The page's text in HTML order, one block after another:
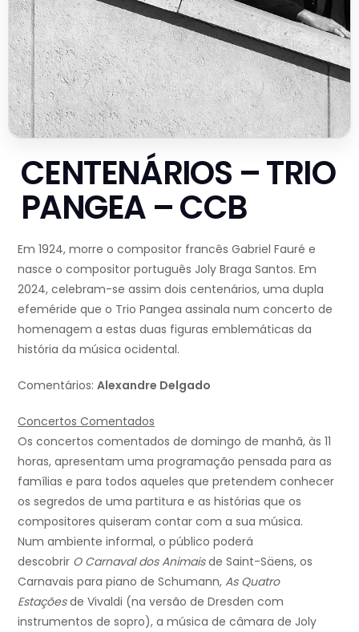
CENTENÁRIOS – TRIO
PANGEA – CCB
Em 1924, morre o compositor francês Gabriel Fauré e
nasce o compositor português Joly Braga Santos. Em
2024, celebram-se assim dois centenários, uma dupla
efeméride que o Trio Pangea assinala num concerto de
homenagem a estas duas figuras emblemáticas da
história da música ocidental.
Comentários: Alexandre Delgado
Concertos Comentados
Os concertos comentados de domingo de manhã, às 11
horas, apresentam uma programação pensada para as
famílias e para todos aqueles que pretendem conhecer
os segredos de uma partitura e as histórias que os
compositores quiseram contar com a sua música.
Num ambiente informal, o público poderá
descobrir O Carnaval dos Animaisde Saint-Säens, os
Carnavais para piano de Schumann, As Quatro
Estaçõesde Vivaldi (na versão de Dresden com
instrumentos de sopro), a música de câmara de Joly